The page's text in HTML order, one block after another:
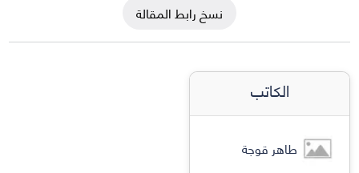
نسخ رابط المقالة
الكاتب
طاهر قوجة